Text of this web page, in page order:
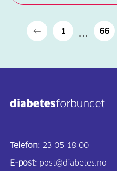
Alle
(2277)
(806)
og
Om
1 66
Telefon: 23 05 18 00
E-post: post@diabetes.no